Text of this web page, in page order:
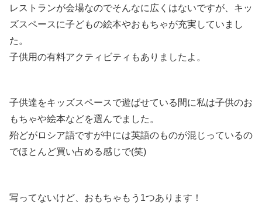
レストランが会場なのでそんなに広くはないですが、キッ
ズスペースに子どもの絵本やおもちゃが充実していまし
た。
子供用の有料アクティビティもありましたよ。
子供達をキッズスペースで遊ばせている間に私は子供のお
もちゃや絵本などを選んでました。
殆どがロシア語ですが中には英語のものが混じっているの
でほとんど買い占める感じで(笑)
写ってないけど、おもちゃもう1つあります！